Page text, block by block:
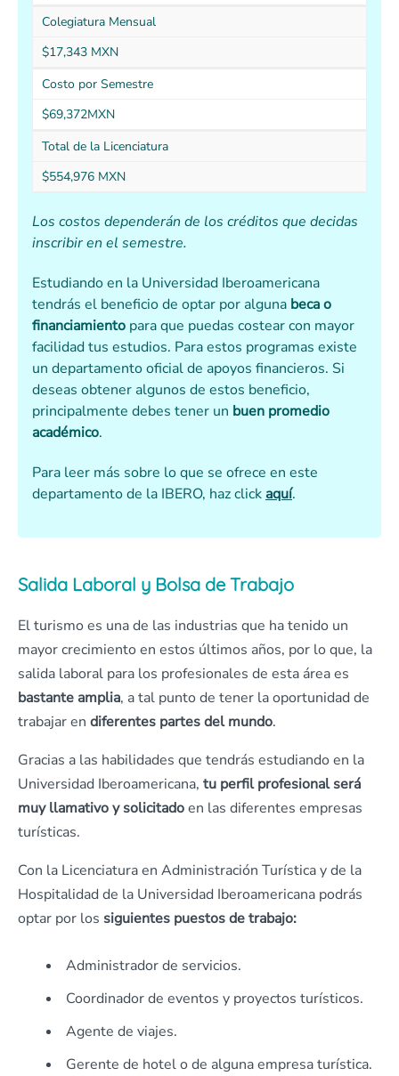
Colegiatura Mensual
$17,343 MXN
Costo por Semestre
$69,372MXN
Total de la Licenciatura
$554,976 MXN
Los costos dependerán de los créditos que decidas
inscribir en el semestre.
Estudiando en la Universidad Iberoamericana
tendrás el beneficio de optar por alguna beca o
financiamiento para que puedas costear con mayor
facilidad tus estudios. Para estos programas existe
un departamento oficial de apoyos financieros. Si
deseas obtener algunos de estos beneficio,
principalmente debes tener un buen promedio
académico.
Para leer más sobre lo que se ofrece en este
departamento de la IBERO, haz click aquí.
Salida Laboral y Bolsa de Trabajo
El turismo es una de las industrias que ha tenido un
mayor crecimiento en estos últimos años, por lo que, la
salida laboral para los profesionales de esta área es
bastante amplia, a tal punto de tener la oportunidad de
trabajar en diferentes partes del mundo.
Gracias a las habilidades que tendrás estudiando en la
Universidad Iberoamericana, tu perfil profesional será
muy llamativo y solicitadoen las diferentes empresas
turísticas.
Con la Licenciatura en Administración Turística y de la
Hospitalidad de la Universidad Iberoamericana podrás
optar por los siguientes puestos de trabajo:
Administrador de servicios.
Coordinador de eventos y proyectos turísticos.
Agente de viajes.
Gerente de hotel o de alguna empresa turística.